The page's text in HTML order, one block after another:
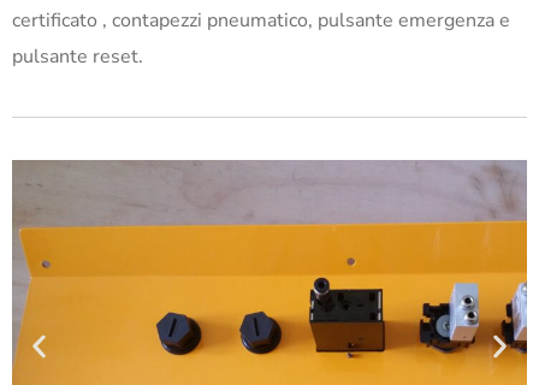
certificato , contapezzi pneumatico, pulsante emergenza e
pulsante reset.